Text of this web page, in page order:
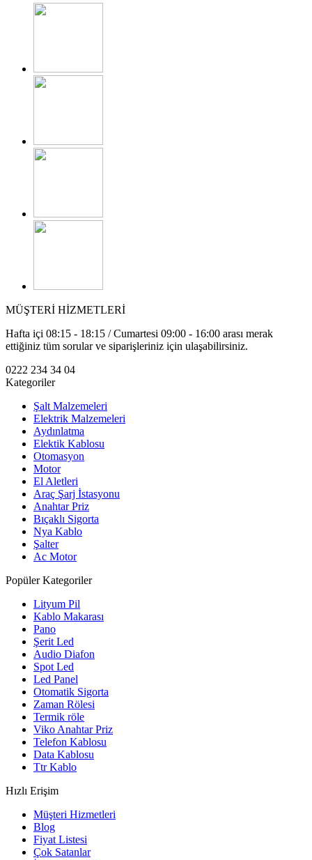
MÜŞTERİ HİZMETLERİ
Hafta içi 08:15 - 18:15 / Cumartesi 09:00 - 16:00 arası merak
ettiğiniz tüm sorular ve siparişleriniz için ulaşabilirsiniz.
0222 234 34 04
Kategoriler
Şalt Malzemeleri
Elektrik Malzemeleri
Aydınlatma
Elektik Kablosu
Otomasyon
Motor
El Aletleri
Araç Şarj İstasyonu
Anahtar Priz
Bıçaklı Sigorta
Nya Kablo
Şalter
Ac Motor
Popüler Kategoriler
Lityum Pil
Kablo Makarası
Pano
Şerit Led
Audio Diafon
Spot Led
Led Panel
Otomatik Sigorta
Zaman Rölesi
Termik röle
Viko Anahtar Priz
Telefon Kablosu
Data Kablosu
Ttr Kablo
Hızlı Erişim
Müşteri Hizmetleri
Blog
Fiyat Listesi
Çok Satanlar